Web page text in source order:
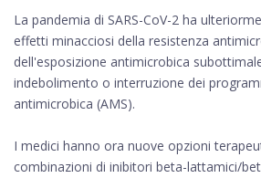
La pandemia di SARS-CoV-2 ha
effetti minacciosi della resistenza
dell'esposizione antimicrobica
indebolimento o interruzione dei
antimicrobica (AMS).
I medici hanno ora nuove opzioni
combinazioni di inibitori beta-lattamici/